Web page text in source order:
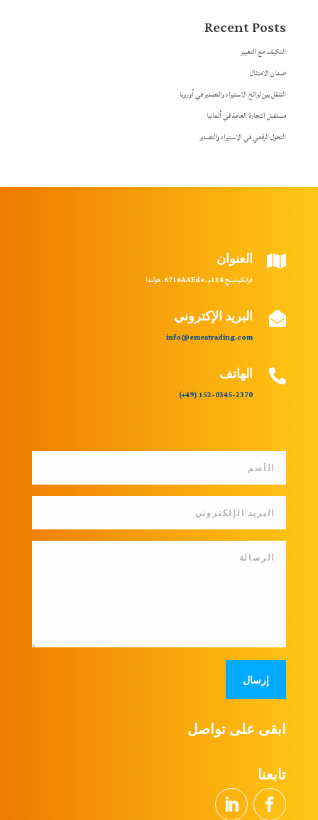
Recent Posts
التكيف مع التغيير
ضمان الامتثال
التنقل بين لوائح الاستيراد والتصدير في أوروبا
مستقبل التجارة العامة في ألمانيا
التحول الرقمي في الاستيراد والتصدير
 العنوان
فرانكينينج 114م، 6716 AAEde ، هولندا
 البريد الإكتروني
info@emeatrading.com
 الهاتف
152-0345-2370
(49+)
إرسال
ابقى على تواصل
تابعنا